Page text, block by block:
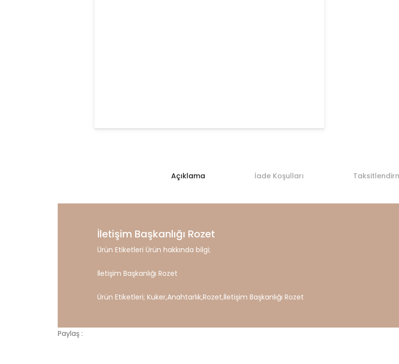
Açıklama İade Koşulları
İletişim Başkanlığı Rozet
Ürün Etiketleri Ürün hakkında bilgi;
İletişim Başkanlığı Rozet
Ürün Etiketleri; Kuker,Anahtarlık,Rozet,İletişim Başkanlığı Rozet
Paylaş :